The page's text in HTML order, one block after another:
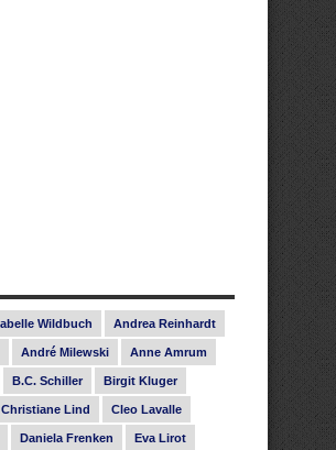
Wildbuch Andrea Reinhardt
André Milewski Anne Amrum
B.C. Schiller Birgit Kluger
Christiane Lind Cleo Lavalle
Daniela Frenken Eva Lirot